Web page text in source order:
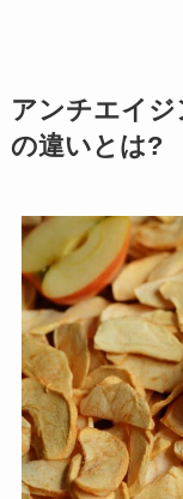
アンチエイ
の違いとは?